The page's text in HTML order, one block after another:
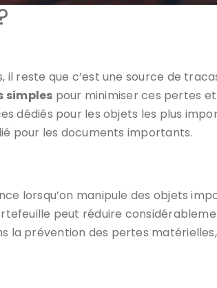
reste que c’est une source de
simples pour minimiser ces pertes
dédiés pour les objets les plus
pour les documents importants.
lorsqu’on manipule des objets
peut réduire
la prévention des pertes